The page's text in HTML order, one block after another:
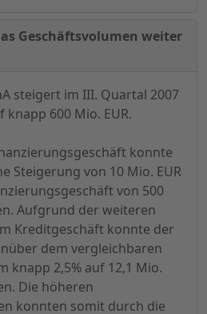
Geschäftsvolumen weiter
steigert im III. Quartal 2007
600 Mio. EUR.
konnte
Steigerung von 10 Mio. EUR
von 500
Aufgrund der weiteren
Kreditgeschäft konnte der
dem vergleichbaren
knapp 2,5% auf 12,1 Mio.
Die höheren
konnten somit durch die